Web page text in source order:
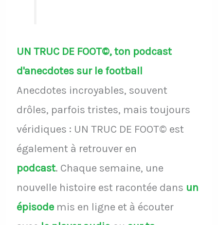
UN TRUC DE FOOT©, ton podcast
d'anecdotes sur le football
Anecdotes incroyables, souvent
drôles, parfois tristes, mais toujours
véridiques : UN TRUC DE FOOT© est
également à retrouver en
podcast. Chaque semaine, une
nouvelle histoire est racontée dans un
épisodemis en ligne et à écouter